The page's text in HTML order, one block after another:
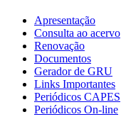
Apresentação
Consulta ao acervo
Renovação
Documentos
Gerador de GRU
Links Importantes
Periódicos CAPES
Periódicos On-line